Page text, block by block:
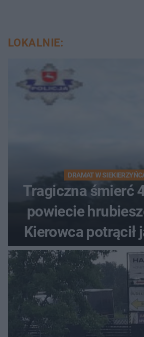
LOKALNIE:
DRAMAT W
Tragiczna śmierć
powiecie
Kierowca potrącił